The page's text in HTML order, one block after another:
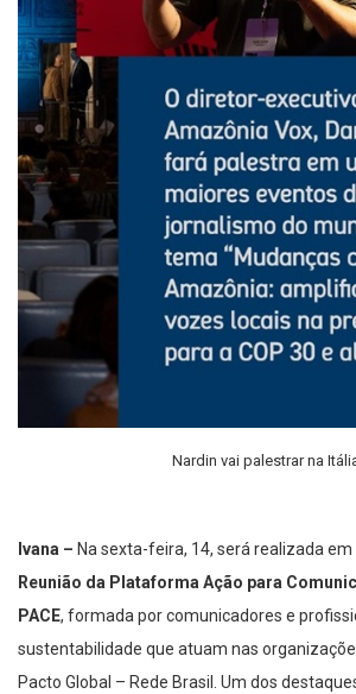
Nardin vai palestrar na
Ivana – Na sexta-feira, 14, será realizada em
Reunião da Plataforma Ação para
PACE, formada por comunicadores e
sustentabilidade que atuam nas
Pacto Global – Rede Brasil. Um dos